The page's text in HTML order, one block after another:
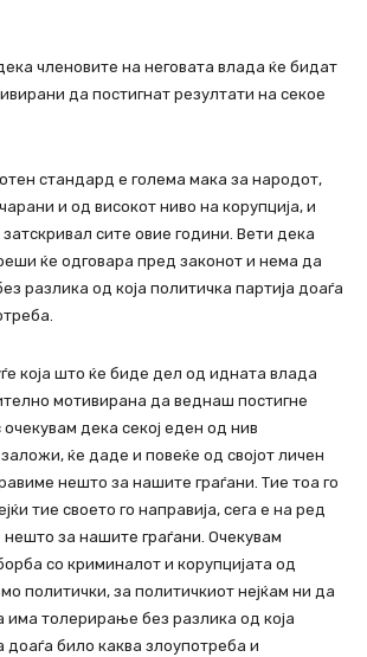
членовите на неговата влада ќе бидат
да постигнат резултати на секое
стандард е голема мака за народот,
и од високот ниво на корупција, и
сите овие години. Вети дека
ќе одговара пред законот и нема да
разлика од која политичка партија доаѓа
која што ќе биде дел од идната влада
мотивирана да веднаш постигне
очекувам дека секој еден од нив
ќе даде и повеќе од својот личен
нешто за нашите граѓани. Тие тоа го
тие своето го направија, сега е на ред
за нашите граѓани. Очекувам
со криминалот и корупцијата од
политички, за политичкиот нејќам ни да
има толерирање без разлика од која
доаѓа било каква злоупотреба и